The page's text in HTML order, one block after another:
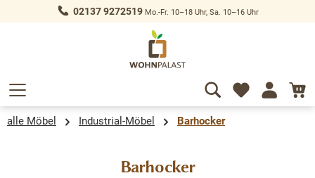
springen 02137 9272519Mo.-Fr. 10–18 Uhr, Sa. 10–16 Uhr
alle Möbel Industrial-Möbel Barhocker
Barhocker